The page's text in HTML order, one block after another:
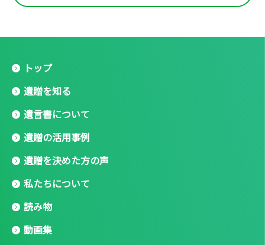
トップ
遺贈を知る
遺言書について
遺贈の活用事例
遺贈を決めた方の声
私たちについて
読み物
動画集